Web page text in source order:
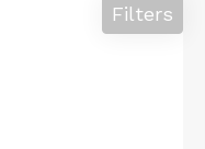
Filters